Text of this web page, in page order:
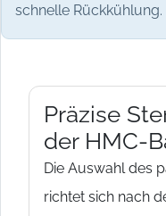
schnelle Rückkühlung.
Präzise
der HMC-
Die Auswahl des
richtet sich nach